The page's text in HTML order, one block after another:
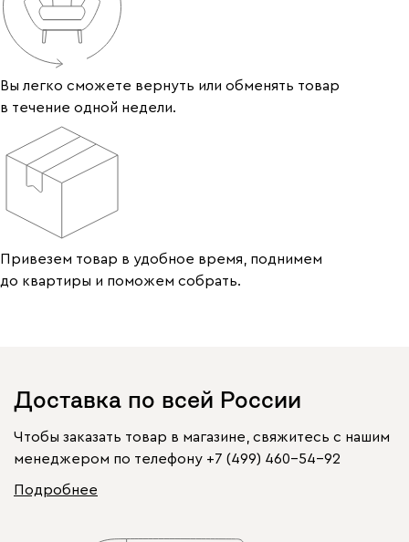
Вы легко сможете вернуть или обменять товар
в течение одной недели.
Привезем товар в удобное время, поднимем
до квартиры и поможем собрать.
Доставка по всей России
Чтобы заказать товар в магазине, свяжитесь с нашим
менеджером по телефону +7 (499) 460-54-92
Подробнее